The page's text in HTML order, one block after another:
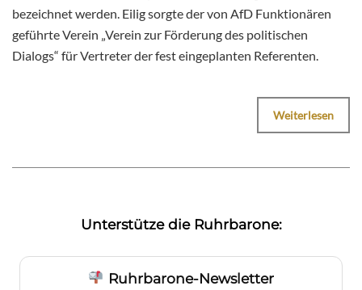
bezeichnet werden. Eilig sorgte der von AfD Funktionären
geführte Verein „Verein zur Förderung des politischen
Dialogs“ für Vertreter der fest eingeplanten Referenten.
Weiterlesen
Unterstütze die Ruhrbarone:
Ruhrbarone-Newsletter